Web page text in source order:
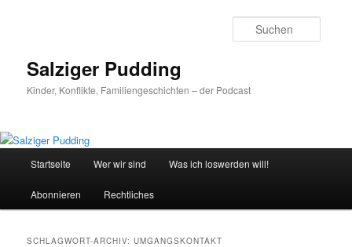
Salziger Pudding
Kinder, Konflikte, Familiengeschichten – der Podcast
Startseite Wer wir sind Was ich loswerden will!
Abonnieren Rechtliches
SCHLAGWORT-ARCHIV:UMGANGSKONTAKT